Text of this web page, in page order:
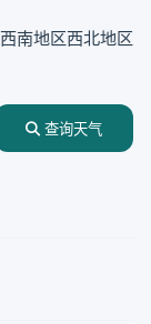
西南地区西北地区
查询天气